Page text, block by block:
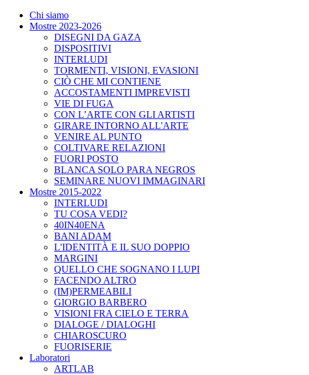
Chi siamo
Mostre 2023-2026
DISEGNI DA GAZA
DISPOSITIVI
INTERLUDI
TORMENTI, VISIONI, EVASIONI
CIÒ CHE MI CONTIENE
ACCOSTAMENTI IMPREVISTI
VIE DI FUGA
CON L’ARTE CON GLI ARTISTI
GIRARE INTORNO ALL'ARTE
VENIRE AL PUNTO
COLTIVARE RELAZIONI
FUORI POSTO
BLANCA SOLO PARA NEGROS
SEMINARE NUOVI IMMAGINARI
Mostre 2015-2022
INTERLUDI
TU COSA VEDI?
40IN40ENA
BANI ADAM
L'IDENTITÀ E IL SUO DOPPIO
MARGINI
QUELLO CHE SOGNANO I LUPI
FACENDO ALTRO
(IM)PERMEABILI
GIORGIO BARBERO
VISIONI FRA CIELO E TERRA
DIALOGE / DIALOGHI
CHIAROSCURO
FUORISERIE
Laboratori
ARTLAB